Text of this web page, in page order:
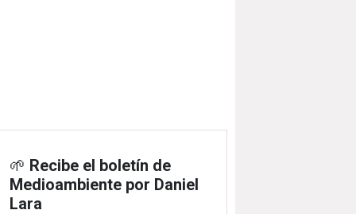
🌱 Recibe el boletín de
Medioambiente por Daniel
Lara